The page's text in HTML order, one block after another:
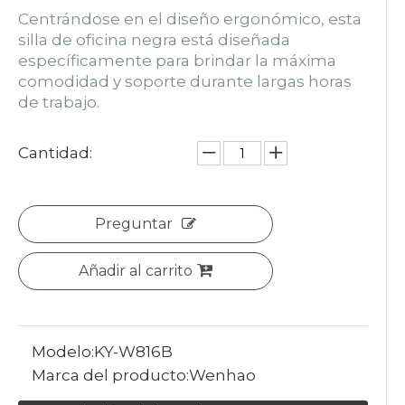
Centrándose en el diseño ergonómico, esta
silla de oficina negra está diseñada
específicamente para brindar la máxima
comodidad y soporte durante largas horas
de trabajo.
Cantidad:
Preguntar
Añadir al carrito
Modelo:KY-W816B
Marca del producto:Wenhao